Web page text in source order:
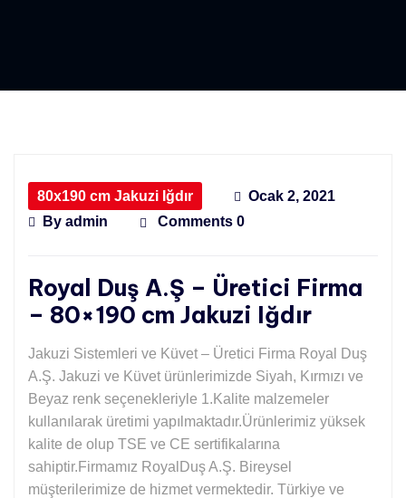
80x190 cm Jakuzi Iğdır
Ocak 2, 2021
By admin Comments 0
Royal Duş A.Ş – Üretici Firma
– 80×190 cm Jakuzi Iğdır
Jakuzi Sistemleri ve Küvet – Üretici Firma Royal Duş
A.Ş. Jakuzi ve Küvet ürünlerimizde Siyah, Kırmızı ve
Beyaz renk seçenekleriyle 1.Kalite malzemeler
kullanılarak üretimi yapılmaktadır.Ürünlerimiz yüksek
kalite de olup TSE ve CE sertifikalarına
sahiptir.Firmamız RoyalDuş A.Ş. Bireysel
müşterilerimize de hizmet vermektedir. Türkiye ve